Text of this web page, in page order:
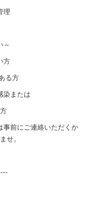
理
～
方
る方
染または
事前にご連絡いただくか
せ。